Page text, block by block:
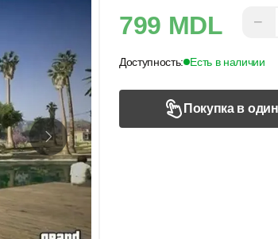
799 MDL −
Доступность: Есть в наличии
Покупка в